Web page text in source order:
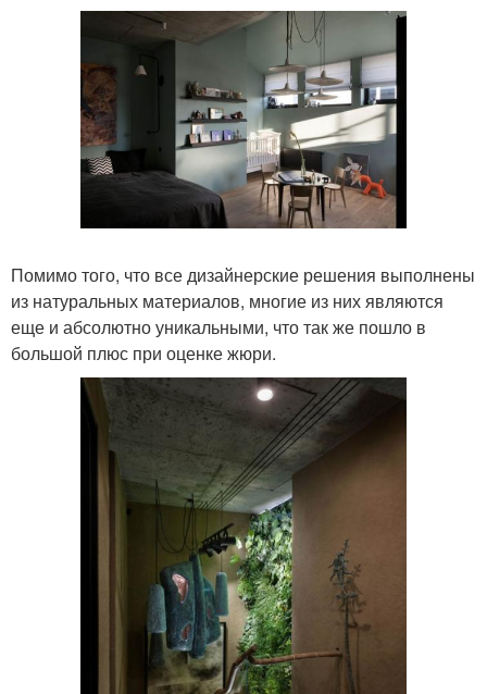
Помимо того, что все дизайнерские решения выполнены
из натуральных материалов, многие из них являются
еще и абсолютно уникальными, что так же пошло в
большой плюс при оценке жюри.